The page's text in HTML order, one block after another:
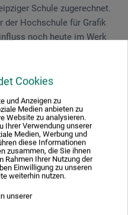
Cookies
und Anzeigen zu
Medien anbieten zu
Website zu analysieren.
Ihrer Verwendung unserer
Medien, Werbung und
diese Informationen
zusammen, die Sie ihnen
Rahmen Ihrer Nutzung der
Einwilligung zu unseren
weiterhin nutzen.
unserer
Schule zugerechnet.
der Hochschule für Grafik
noch heute im Werk
(bis zum 9.6.2025).